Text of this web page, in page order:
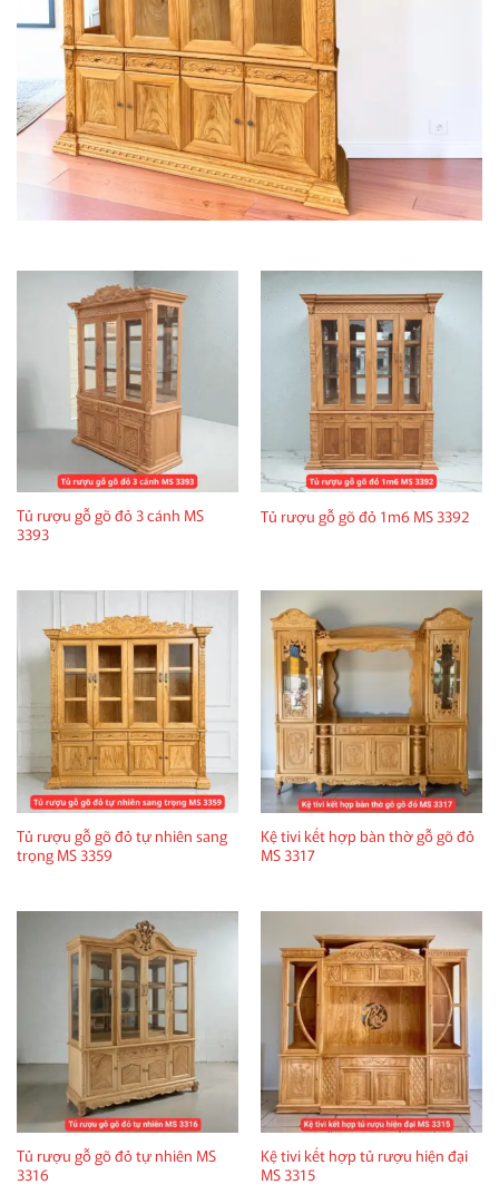
Tủ rượu gỗ gõ đỏ 3 cánh MS
3393
Tủ rượu gỗ gõ đỏ 1m6 MS 3392
Tủ rượu gỗ gõ đỏ tự nhiên sang
trọng MS 3359
Kệ tivi kết hợp bàn thờ gỗ gõ đỏ
MS 3317
Tủ rượu gỗ gõ đỏ tự nhiên MS
3316
Kệ tivi kết hợp tủ rượu hiện đại
MS 3315